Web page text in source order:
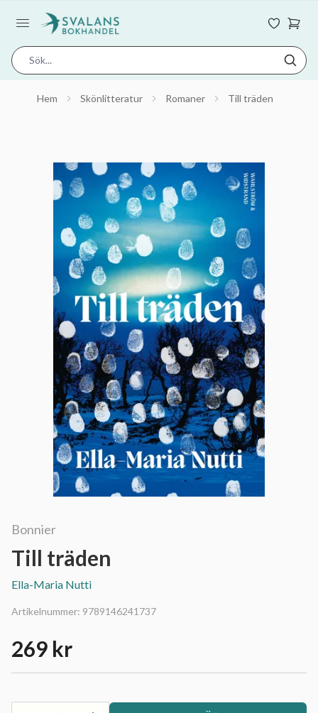
Hem Skönlitteratur Romaner Till träden
Bonnier
Till träden
Ella-Maria Nutti
Artikelnummer: 9789146241737
269 kr